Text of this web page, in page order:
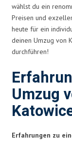
wählst du ein
Preisen und
heute für ein
deinen Umzug von
durchführen!
Umzug
Erfahrungen zu